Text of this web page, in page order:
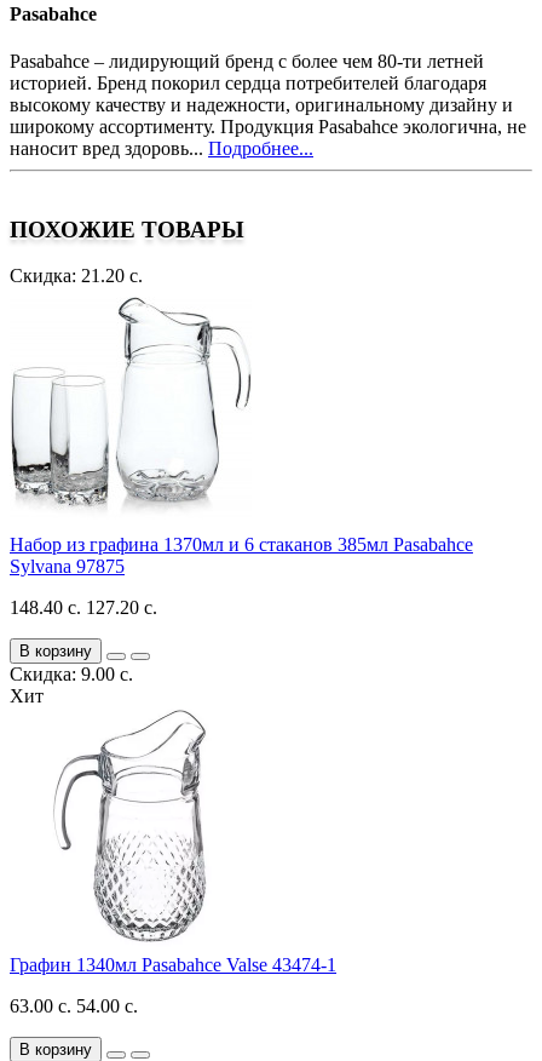
Pasabahce
Pasabahce – лидирующий бренд с более чем 80-ти летней
историей. Бренд покорил сердца потребителей благодаря
высокому качеству и надежности, оригинальному дизайну и
широкому ассортименту. Продукция Pasabahce экологична, не
наносит вред здоровь... Подробнее...
ПОХОЖИЕ ТОВАРЫ
Скидка: 21.20 с.
Набор из графина 1370мл и 6 стаканов 385мл Pasabahce
Sylvana 97875
148.40 с. 127.20 с.
В корзину
Скидка: 9.00 с.
Хит
Графин 1340мл Pasabahce Valse 43474-1
63.00 с. 54.00 с.
В корзину